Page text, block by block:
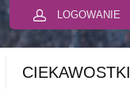
LOGOWANIE
CIEKAWOSTKI